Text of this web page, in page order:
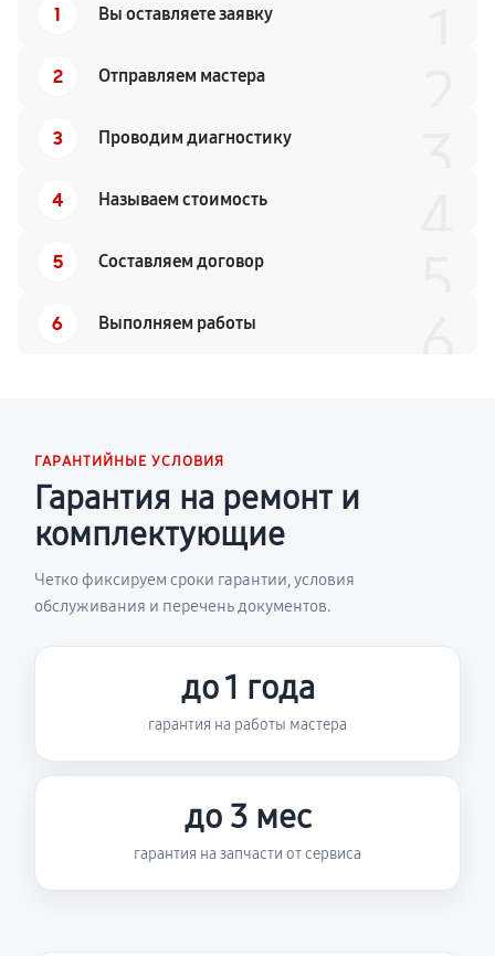
1 Вы оставляете заявку
2 Отправляем мастера
3 Проводим диагностику
4 Называем стоимость
5 Составляем договор
6 Выполняем работы
ГАРАНТИЙНЫЕ УСЛОВИЯ
Гарантия на ремонт и
комплектующие
Четко фиксируем сроки гарантии, условия
обслуживания и перечень документов.
до 1 года
гарантия на работы мастера
до 3 мес
гарантия на запчасти от сервиса